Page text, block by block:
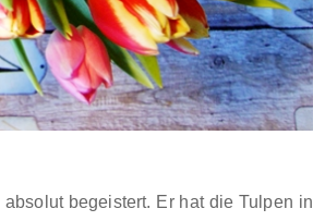
begeistert. Er hat die Tulpen in